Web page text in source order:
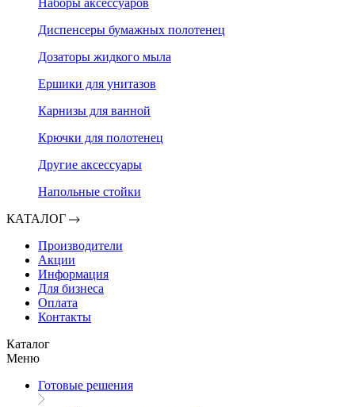
Диспенсеры бумажных полотенец
Дозаторы жидкого мыла
Ершики для унитазов
Карнизы для ванной
Крючки для полотенец
Другие аксессуары
Напольные стойки
КАТАЛОГ
Производители
Акции
Информация
Для бизнеса
Оплата
Контакты
Каталог
Меню
Готовые решения